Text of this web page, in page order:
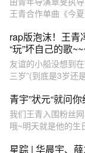
王青合作单曲《今
rap版泡沫！王青
“玩”坏自己的歌
友谊的小船没想到
三岁”(到底是3岁还
青宇”状元“就问
我们王青入围粉丝
哦~明天就是他的生
星踪 | 华晨宇、